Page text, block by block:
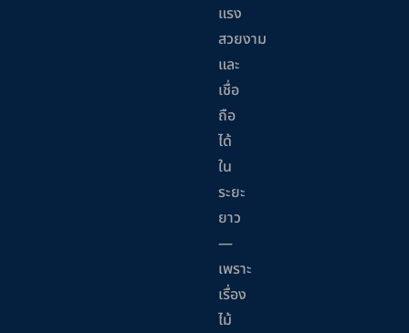
แรง
สวยงาม
และ
เชื่อ
ถือ
ได้
ใน
ระยะ
ยาว
—
เพราะ
เรื่อง
ไม้